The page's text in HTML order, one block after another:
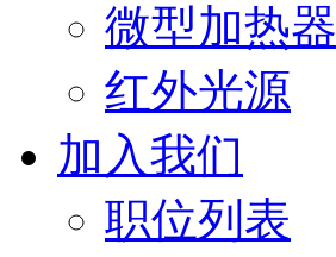
微型加热器
红外光源
加入我们
职位列表